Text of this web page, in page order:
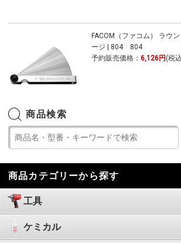
FACOM（ファコム） ラウ
ージ | 804 804
予約販売価格： 6,126円 (税
商品検索
商品カテゴリーから探す
工具
ケミカル